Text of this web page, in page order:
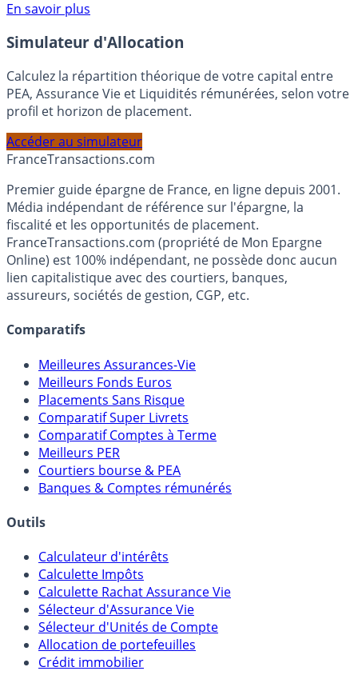
Voir conditions sur la page dédiée à cette offre.
En savoir plus
Simulateur d'Allocation
Calculez la répartition théorique de votre capital entre
profil et horizon de placement.
FranceTransactions.com
Premier guide épargne de France, en ligne depuis 2001.
Média indépendant de référence sur l'épargne, la
fiscalité et les opportunités de placement.
FranceTransactions.com (propriété de Mon Epargne
Online) est 100% indépendant, ne possède donc aucun
assureurs, sociétés de gestion, CGP, etc.
Comparatifs
Meilleures Assurances-Vie
Meilleurs Fonds Euros
Placements Sans Risque
Comparatif Super Livrets
Comparatif Comptes à Terme
Meilleurs PER
Courtiers bourse & PEA
Banques & Comptes rémunérés
Outils
Calculateur d'intérêts
Calculette Impôts
Calculette Rachat Assurance Vie
Sélecteur d'Assurance Vie
Sélecteur d'Unités de Compte